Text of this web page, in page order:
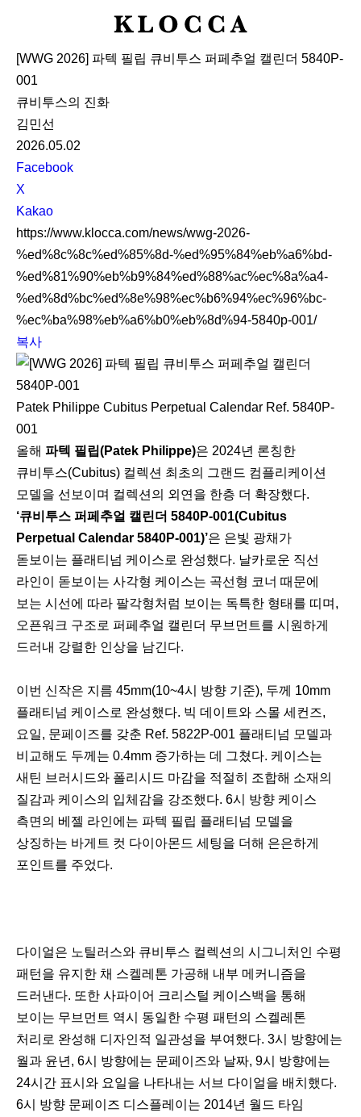
K
O
[WWG 2026] 파텍 필립 큐비투스 퍼페추얼 캘린더 5840P-
001
큐비투스의 진화
김민선
2026.05.02
S
N
S
S
h
a
r
e
Facebook
X
Kakao
https://www.klocca.com/news/wwg-2026-
%ed%8c%8c%ed%85%8d-%ed%95%84%eb%a6%bd-
%ed%81%90%eb%b9%84%ed%88%ac%ec%8a%a4-
%ed%8d%bc%ed%8e%98%ec%b6%94%ec%96%bc-
%ec%ba%98%eb%a6%b0%eb%8d%94-5840p-001/
복사
Patek Philippe Cubitus Perpetual Calendar Ref. 5840P-
001
올해 파텍 필립(Patek Philippe)은 2024년 론칭한
큐비투스(Cubitus) 컬렉션 최초의 그랜드 컴플리케이션
모델을 선보이며 컬렉션의 외연을 한층 더 확장했다.
‘큐비투스 퍼페추얼 캘린더 5840P-001(Cubitus
Perpetual Calendar 5840P-001)’은 은빛 광채가
돋보이는 플래티넘 케이스로 완성했다. 날카로운 직선
라인이 돋보이는 사각형 케이스는 곡선형 코너 때문에
보는 시선에 따라 팔각형처럼 보이는 독특한 형태를 띠며,
오픈워크 구조로 퍼페추얼 캘린더 무브먼트를 시원하게
드러내 강렬한 인상을 남긴다.
이번 신작은 지름 45mm(10~4시 방향 기준), 두께 10mm
플래티넘 케이스로 완성했다. 빅 데이트와 스몰 세컨즈,
요일, 문페이즈를 갖춘 Ref. 5822P-001 플래티넘 모델과
비교해도 두께는 0.4mm 증가하는 데 그쳤다. 케이스는
새틴 브러시드와 폴리시드 마감을 적절히 조합해 소재의
질감과 케이스의 입체감을 강조했다. 6시 방향 케이스
측면의 베젤 라인에는 파텍 필립 플래티넘 모델을
상징하는 바게트 컷 다이아몬드 세팅을 더해 은은하게
포인트를 주었다.
다이얼은 노틸러스와 큐비투스 컬렉션의 시그니처인 수평
패턴을 유지한 채 스켈레톤 가공해 내부 메커니즘을
드러낸다. 또한 사파이어 크리스털 케이스백을 통해
보이는 무브먼트 역시 동일한 수평 패턴의 스켈레톤
처리로 완성해 디자인적 일관성을 부여했다. 3시 방향에는
월과 윤년, 6시 방향에는 문페이즈와 날짜, 9시 방향에는
24시간 표시와 요일을 나타내는 서브 다이얼을 배치했다.
6시 방향 문페이즈 디스플레이는 2014년 월드 타임